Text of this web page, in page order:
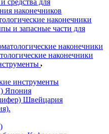
средства для
наконечников
наконечники
и запасные части для
наконечники
наконечники
инструменты
Япония
Швейцария